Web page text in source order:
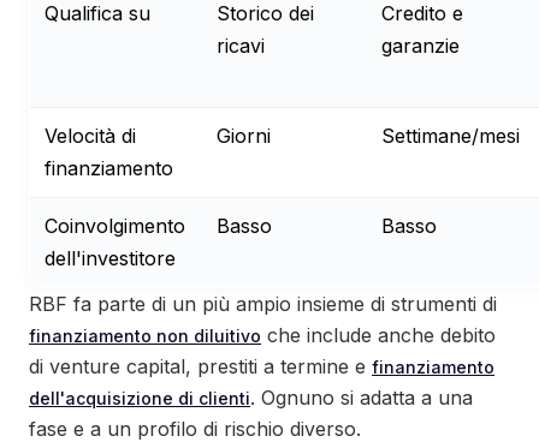
Qualifica su
Storico dei
ricavi
Credito e
garanzie
Velocità di
finanziamento
Giorni Settimane/mesi
Coinvolgimento
dell'investitore
Basso Basso
RBF fa parte di un più ampio insieme di strumenti di
finanziamento non diluitivo che include anche debito
di venture capital, prestiti a termine e finanziamento
dell'acquisizione di clienti. Ognuno si adatta a una
fase e a un profilo di rischio diverso.